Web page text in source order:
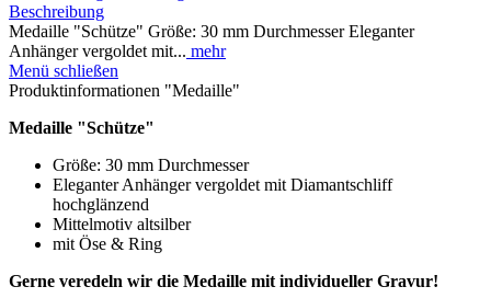
Beschreibung
Medaille "Schütze" Größe: 30 mm Durchmesser Eleganter
Anhänger vergoldet mit... mehr
Menü schließen
Produktinformationen "Medaille"
Medaille "Schütze"
Größe: 30 mm Durchmesser
Eleganter Anhänger vergoldet mit Diamantschliff
hochglänzend
Mittelmotiv altsilber
mit Öse & Ring
Gerne veredeln wir die Medaille mit individueller Gravur!